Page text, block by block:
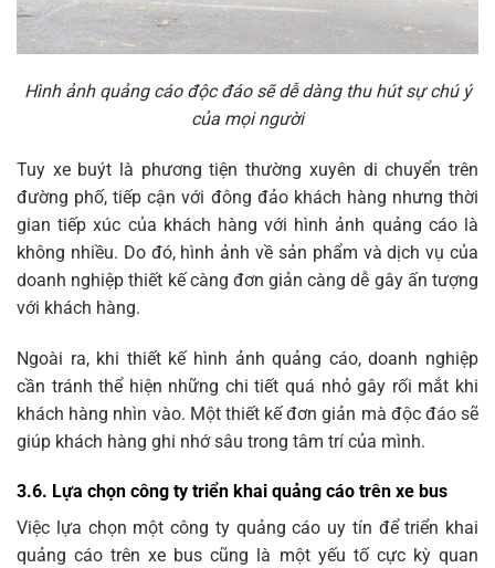
Hình ảnh quảng cáo độc đáo sẽ dễ dàng thu hút sự chú ý
của mọi người
Tuy xe buýt là phương tiện thường xuyên di chuyển trên
đường phố, tiếp cận với đông đảo khách hàng nhưng thời
gian tiếp xúc của khách hàng với hình ảnh quảng cáo là
không nhiều. Do đó, hình ảnh về sản phẩm và dịch vụ của
doanh nghiệp thiết kế càng đơn giản càng dễ gây ấn tượng
với khách hàng.
Ngoài ra, khi thiết kế hình ảnh quảng cáo, doanh nghiệp
cần tránh thể hiện những chi tiết quá nhỏ gây rối mắt khi
khách hàng nhìn vào. Một thiết kế đơn giản mà độc đáo sẽ
giúp khách hàng ghi nhớ sâu trong tâm trí của mình.
3.6. Lựa chọn công ty triển khai quảng cáo trên xe bus
Việc lựa chọn một công ty quảng cáo uy tín để triển khai
quảng cáo trên xe bus cũng là một yếu tố cực kỳ quan